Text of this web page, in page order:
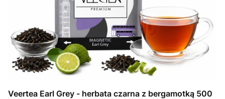
Veertea Earl Grey - herbata czarna z bergamotką 500